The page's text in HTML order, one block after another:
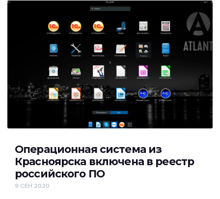
Операционная система из
Красноярска включена в реестр
российского ПО
9 СЕН 2020